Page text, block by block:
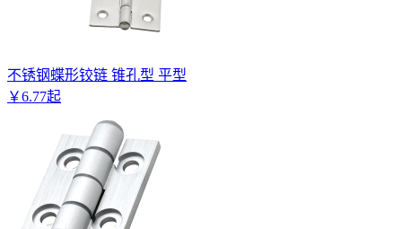
不锈钢蝶形铰链 锥孔型 平型
￥6.77起